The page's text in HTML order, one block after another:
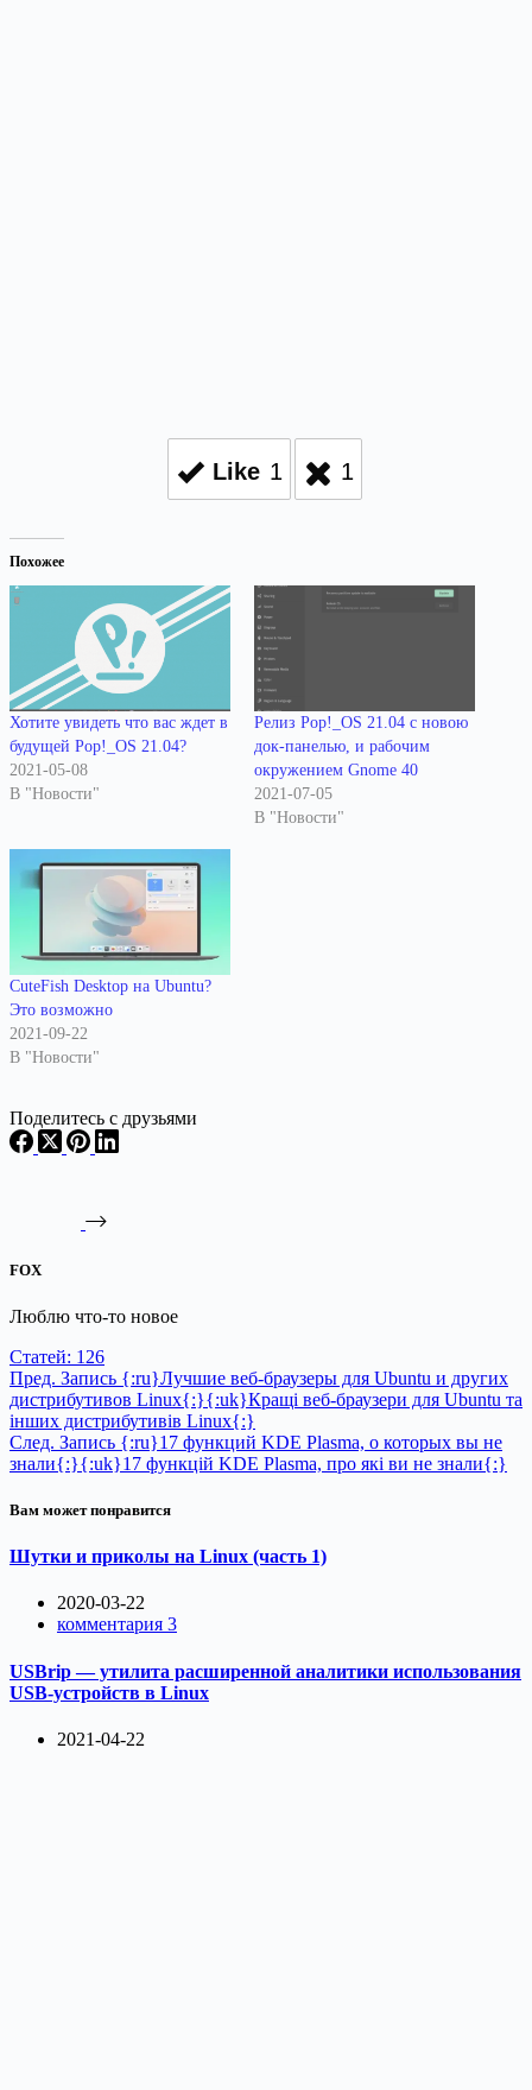
Like 1 1
Похожее
Хотите увидеть что вас ждет в
будущей Pop!_OS 21.04?
2021-05-08
В "Новости"
Релиз Pop!_OS 21.04 с новою
док-панелью, и рабочим
окружением Gnome 40
2021-07-05
В "Новости"
CuteFish Desktop на Ubuntu?
Это возможно
2021-09-22
В "Новости"
Поделитесь с друзьями
FOX
Люблю что-то новое
Статей: 126
Пред. Запись {:ru}Лучшие веб-браузеры для Ubuntu и других
дистрибутивов Linux{:}{:uk}Кращі веб-браузери для Ubuntu та
інших дистрибутивів Linux{:}
След. Запись {:ru}17 функций KDE Plasma, о которых вы не
знали{:}{:uk}17 функцій KDE Plasma, про які ви не знали{:}
Вам может понравится
Шутки и приколы на Linux (часть 1)
2020-03-22
комментария 3
USBrip — утилита расширенной аналитики использования
USB-устройств в Linux
2021-04-22